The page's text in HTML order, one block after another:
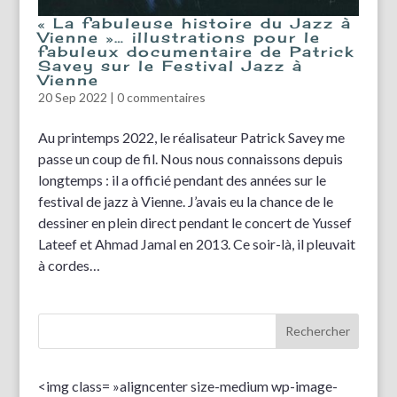
« La fabuleuse histoire du Jazz à
Vienne »… illustrations pour le
fabuleux documentaire de Patrick
Savey sur le Festival Jazz à
Vienne
20 Sep 2022 | 0 commentaires
Au printemps 2022, le réalisateur Patrick Savey me
passe un coup de fil. Nous nous connaissons depuis
longtemps : il a officié pendant des années sur le
festival de jazz à Vienne. J’avais eu la chance de le
dessiner en plein direct pendant le concert de Yussef
Lateef et Ahmad Jamal en 2013. Ce soir-là, il pleuvait
à cordes…
<img class= »aligncenter size-medium wp-image-